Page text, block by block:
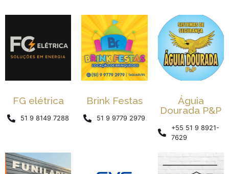
FG elétrica
51 9 8149 7288
Brink Festas
51 9 9779 2979
Águia
Dourada P&P
+55 51 9 8921-
7629